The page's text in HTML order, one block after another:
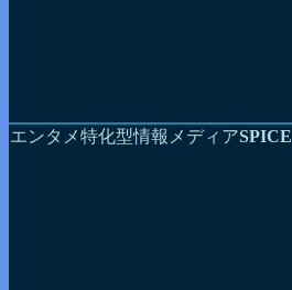
エンタメ特化型情報メディアSPICE